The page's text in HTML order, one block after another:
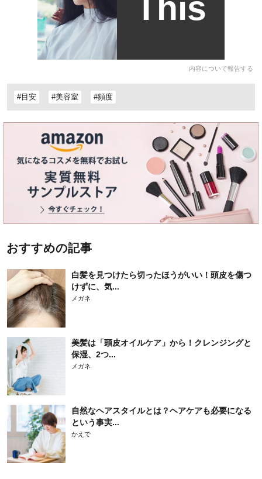
This
内容について報告する
#目安 #美容室 #頻度
おすすめの記事
白髪を見つけたら切ったほうがいい！頭皮を傷つ
けずに、気...
メガネ
美髪は「頭皮オイルケア」から！クレンジングと
保湿、2つ...
メガネ
自然なヘアスタイルとは？ヘアケアも必要になる
という事実...
かえで